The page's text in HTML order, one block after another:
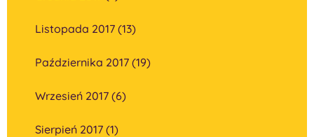
Listopada 2017 (13)
Października 2017 (19)
Wrzesień 2017 (6)
Sierpień 2017 (1)